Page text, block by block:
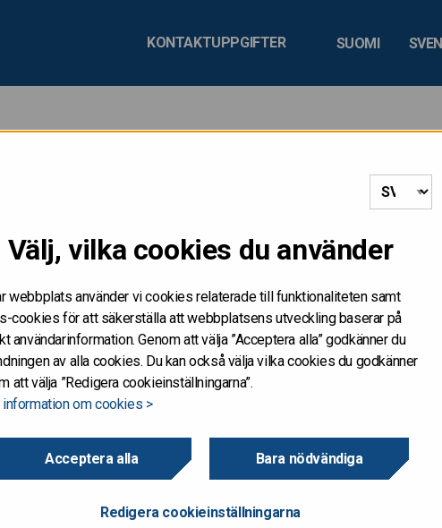
Välj, vilka cookies du använder
webbplats använder vi cookies relaterade till funktionaliteten samt
cookies för att säkerställa att webbplatsens utveckling baserar på
användarinformation. Genom att välja ”Acceptera alla” godkänner du
av alla cookies. Du kan också välja vilka cookies du godkänner
att välja ”Redigera cookieinställningarna”.
information om cookies >
Acceptera alla Bara nödvändiga
Redigera cookieinställningarna
SUOMI
KONTAKTUPPGIFTER
3/2020
en delårsrapport fyra gånger per år. Nästa delårsrapport
om statens upplåning och framtidsutsikter för nästa
för den finska ekonomin
kommer att krympa avsevärt 2020 till följd av
för att minska spridningen av viruset i Finland och utomlands.
ingår naturligtvis stor osäkerhet om pandemin och
och globalt.